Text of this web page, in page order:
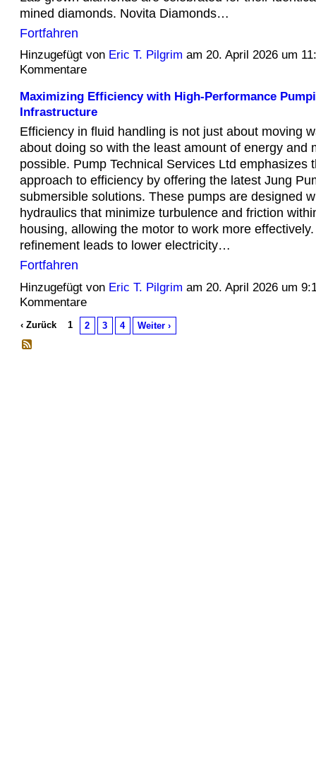
mined diamonds. Novita Diamonds…
Fortfahren
Hinzugefügt von Eric T. Pilgrim am 20. April 2026 um
Kommentare
Maximizing Efficiency with High-Performance
Infrastructure
Efficiency in fluid handling is not just about moving
about doing so with the least amount of energy and
possible. Pump Technical Services Ltd emphasizes
approach to efficiency by offering the latest Jung
submersible solutions. These pumps are designed
hydraulics that minimize turbulence and friction
housing, allowing the motor to work more
refinement leads to lower electricity…
Fortfahren
Hinzugefügt von Eric T. Pilgrim am 20. April 2026 um
Kommentare
‹ Zurück 1 2 3 4 Weiter ›